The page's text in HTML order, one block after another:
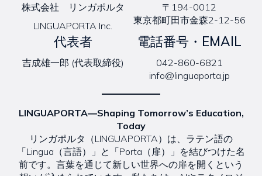
株式会社 リンガポルタ
LINGUAPORTA Inc.
〒194-0012
東京都町田市金森2-12-56
代表者
吉成雄一郎 (代表取締役)
電話番号・EMAIL
042-860-6821
info@linguaporta.jp
LINGUAPORTA―Shaping Tomorrow’s Education,
Today
リンガポルタ（LINGUAPORTA）は、ラテン語の
「Lingua（言語）」と「Porta（扉）」を結びつけた名
前です。言葉を通じて新しい世界への扉を開くという